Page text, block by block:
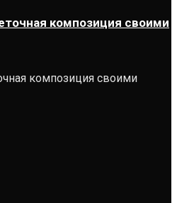
композиция своими
композиция своими